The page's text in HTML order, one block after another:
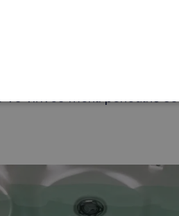
Většinou mají
,
vířivce mohli pohodlně